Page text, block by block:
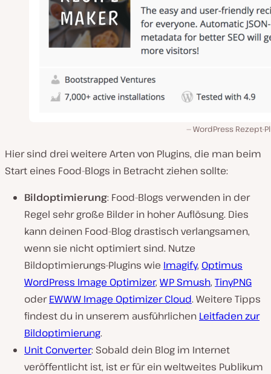
WordPress Rezept-
Hier sind drei weitere Arten von Plugins, die man beim
Start eines Food-Blogs in Betracht ziehen sollte:
Bildoptimierung: Food-Blogs verwenden in der
Regel sehr große Bilder in hoher Auflösung. Dies
kann deinen Food-Blog drastisch verlangsamen,
wenn sie nicht optimiert sind. Nutze
Bildoptimierungs-Plugins wie Imagify, Optimus
WordPress Image Optimizer, WP Smush, TinyPNG
oderEWWW Image Optimizer Cloud. Weitere Tipps
findest du in unserem ausführlichen Leitfaden zur
Bildoptimierung.
Unit Converter: Sobald dein Blog im Internet
veröffentlicht ist, ist er für ein weltweites Publikum